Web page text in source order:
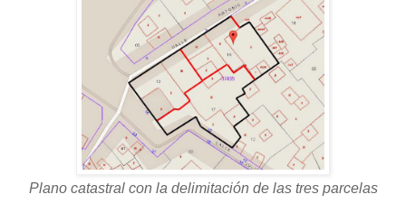
Plano catastral con la delimitación de las tres parcelas